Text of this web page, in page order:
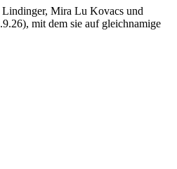
Lindinger, Mira Lu Kovacs und
mit dem sie auf gleichnamige